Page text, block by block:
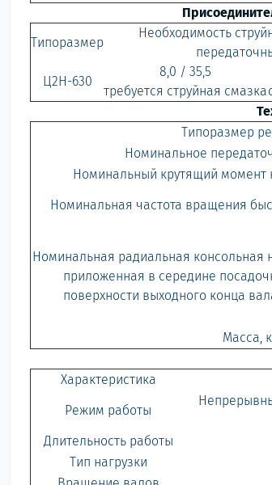
Типоразмер
Необходимость
Ц2Н-630
8,0 / 35,5
требуется струйная смазка
Типоразмер
Номинальное
Номинальный крутящий момент
Номинальная частота вращения
Номинальная радиальная консольная
приложенная в середине
поверхности выходного конца
Масса,
Характеристика
Режим работы
Длительность работы
Тип нагрузки